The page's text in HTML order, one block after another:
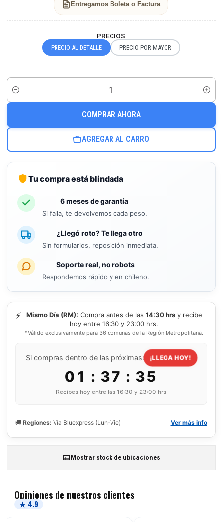
Entregamos Boleta o Factura
PRECIOS
PRECIO AL DETALLE PRECIO POR MAYOR
Cantidad
AGREGAR AL CARRO
COMPRAR AHORA
Tu compra está blindada
6 meses de garantía
Si falla, te devolvemos cada peso.
¿Llegó roto? Te llega otro
Sin formularios, reposición inmediata.
Soporte real, no robots
Respondemos rápido y en chileno.
⚡ Mismo Día (RM): Compra antes de las 14:30 hrsy recibe
hoy entre 16:30 y 23:00 hrs.
*Válido exclusivamente para 36 comunas de la Región Metropolitana.
Si compras dentro de las próximas: ¡LLEGA HOY!
01 : 37 : 34
Recibes hoy entre las 16:30 y 23:00 hrs
🚚 Regiones: Vía Bluexpress (Lun-Vie) Ver más info
Mostrar stock de ubicaciones
Opiniones de nuestros clientes
★ 4.9